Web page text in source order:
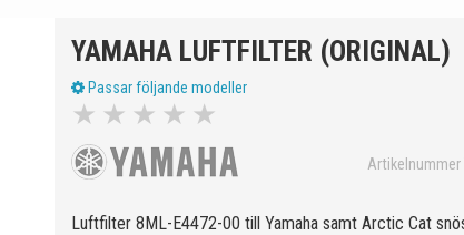
YAMAHA LUFTFILTER (ORIGINAL)
Passar följande modeller
★ ★ ★ ★ ★
Artikelnummer
Luftfilter 8ML-E4472-00 till Yamaha samt Arctic Cat